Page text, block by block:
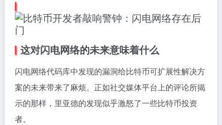
这对闪电网络的未来意味着什么
闪电网络代码库中发现的漏洞给比特币可扩展性解决方
案的未来带来了麻烦。正如社交媒体平台上的评论所揭
示的那样，里亚德的发现似乎激怒了一些比特币投资
者。